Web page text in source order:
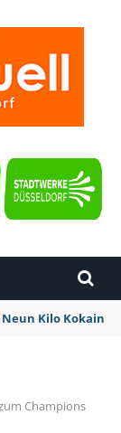
Kilo Kokain
Champions